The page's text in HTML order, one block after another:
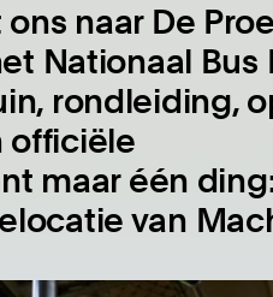
naar De
Nationaal Bus
rondleiding,
officiële
maar één
van